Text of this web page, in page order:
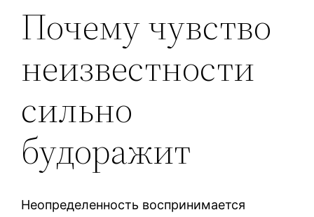
Почему чувство
неизвестности
сильно
будоражит
Неопределенность воспринимается